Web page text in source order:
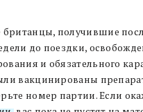
получившие
до поездки,
и обязательного
вакцинированы
номер партии. Если